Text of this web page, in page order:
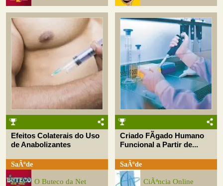
Efeitos Colaterais do Uso
de Anabolizantes
SaÃºde
O Buteco da Net
Criado FÃ­gado Humano
Funcional a Partir de...
SaÃºde
CiÃªncia Online